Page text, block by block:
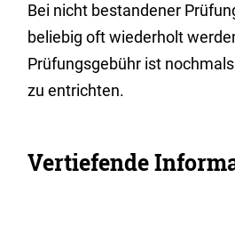
Bei nicht bestandener
beliebig oft wiederholt
Prüfungsgebühr ist
zu entrichten.
Vertiefende